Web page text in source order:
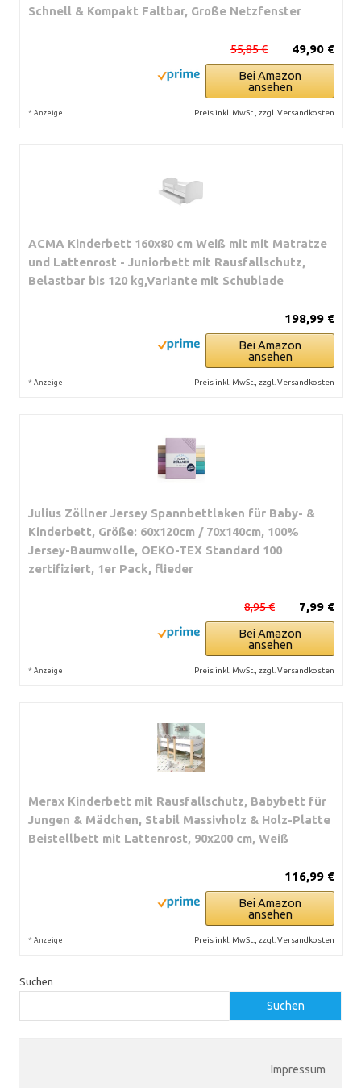
Schnell & Kompakt Faltbar, Große Netzfenster
49,90 €
55,85 €
Bei Amazon
ansehen
* Anzeige Preis inkl. MwSt., zzgl. Versandkosten
ACMA Kinderbett 160x80 cm Weiß mit mit Matratze
und Lattenrost - Juniorbett mit Rausfallschutz,
Belastbar bis 120 kg,Variante mit Schublade
198,99 €
Bei Amazon
ansehen
* Anzeige Preis inkl. MwSt., zzgl. Versandkosten
Julius Zöllner Jersey Spannbettlaken für Baby- &
Kinderbett, Größe: 60x120cm / 70x140cm, 100%
Jersey-Baumwolle, OEKO-TEX Standard 100
zertifiziert, 1er Pack, flieder
7,99 €
8,95 €
Bei Amazon
ansehen
* Anzeige Preis inkl. MwSt., zzgl. Versandkosten
Merax Kinderbett mit Rausfallschutz, Babybett für
Jungen & Mädchen, Stabil Massivholz & Holz-Platte
Beistellbett mit Lattenrost, 90x200 cm, Weiß
116,99 €
Bei Amazon
ansehen
* Anzeige Preis inkl. MwSt., zzgl. Versandkosten
Suchen
Suchen
Impressum